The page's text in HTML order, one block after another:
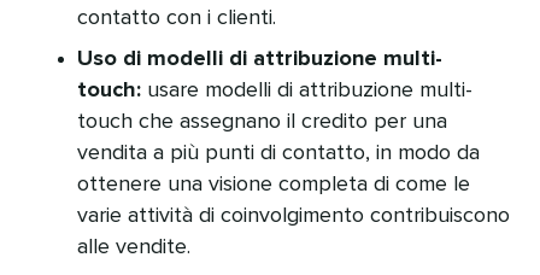
contatto con i clienti.​​
Uso di modelli di attribuzione multi-
touch:usare modelli di attribuzione multi-
touch che assegnano il credito per una
vendita a più punti di contatto, in modo da
ottenere una visione completa di come le
varie attività di coinvolgimento contribuiscono
alle vendite.​​